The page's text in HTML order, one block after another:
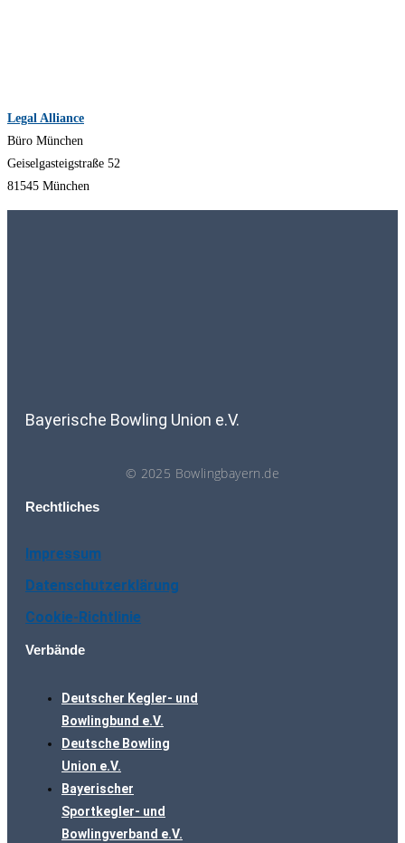
Legal Alliance
Büro München
Geiselgasteigstraße 52
81545 München
Bayerische Bowling Union e.V.
© 2025 Bowlingbayern.de
Rechtliches
Impressum
Datenschutzerklärung
Cookie-Richtlinie
Verbände
Deutscher Kegler- und
Bowlingbund e.V.
Deutsche Bowling
Union e.V.
Bayerischer
Sportkegler- und
Bowlingverband e.V.